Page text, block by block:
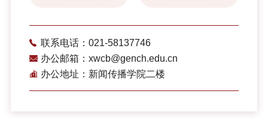
联系电话：021-58137746
办公邮箱：xwcb@gench.edu.cn
办公地址：新闻传播学院二楼